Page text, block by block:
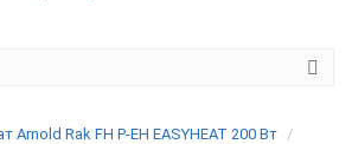
Arnold Rak FH P-EH EASYHEAT 200 Вт